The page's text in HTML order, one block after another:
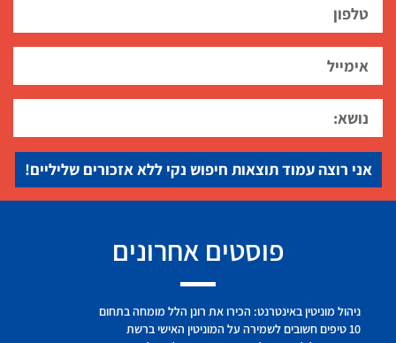
אני רוצה עמוד תוצאות חיפוש נקי ללא אזכורים שליליים!
פוסטים אחרונים
ניהול מוניטין באינטרנט: הכירו את רונן הלל מומחה בתחום
10 טיפים חשובים לשמירה על המוניטין האישי ברשת